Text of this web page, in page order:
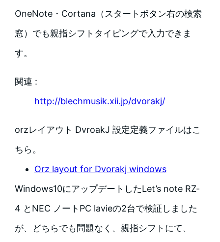
OneNote・Cortana（スタートボタン右の検索
窓）でも親指シフトタイピングで入力できま
す。
関連 :
http://blechmusik.xii.jp/dvorakj/
orzレイアウト DvroakJ 設定定義ファイルはこ
ちら。
Orz layout for Dvorakj windows
Windows10にアップデートしたLet’s note RZ-
4 とNEC ノートPC lavieの2台で検証しました
が、どちらでも問題なく、親指シフトにて、